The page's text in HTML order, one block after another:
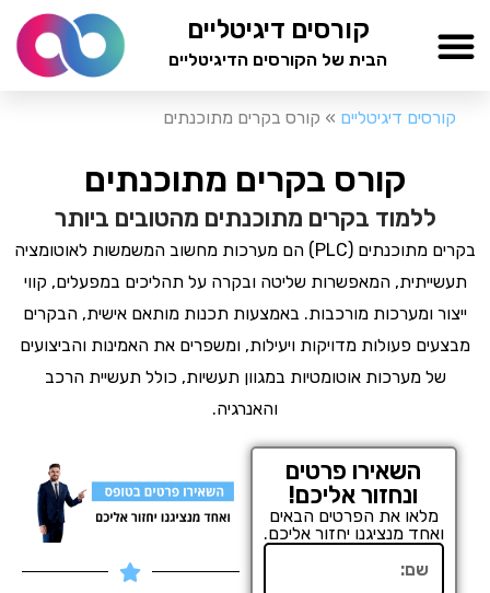
לתוכן
קורסים דיגיטליים
הבית של הקורסים הדיגיטליים
קורסים דיגיטליים » קורס בקרים מתוכנתים
קורס בקרים מתוכנתים
ללמוד בקרים מתוכנתים מהטובים ביותר
בקרים מתוכנתים (PLC) הם מערכות מחשוב המשמשות לאוטומציה
תעשייתית, המאפשרות שליטה ובקרה על תהליכים במפעלים, קווי
ייצור ומערכות מורכבות. באמצעות תכנות מותאם אישית, הבקרים
מבצעים פעולות מדויקות ויעילות, ומשפרים את האמינות והביצועים
של מערכות אוטומטיות במגוון תעשיות, כולל תעשיית הרכב
והאנרגיה.
השאירו פרטים
ונחזור אליכם!
מלאו את הפרטים הבאים
ואחד מנציגנו יחזור אליכם.